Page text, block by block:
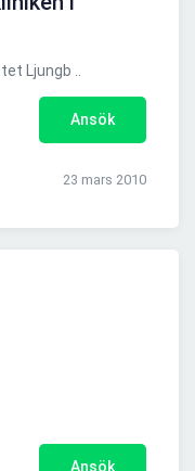
Ljungb ..
Ansök
23 mars 2010
Ansök